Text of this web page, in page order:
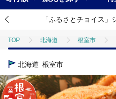
「ふるさとチョイス
TOP 北海道 根室市
TOP
北海道 根室市